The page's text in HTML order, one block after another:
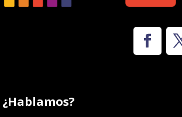
¿Hablamos?